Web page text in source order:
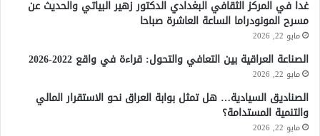
غدا في المركز الثقافي البغدادي الدكتور زهير البياتي والحديث عن
مسرح المونودراما الساعة العاشرة صباحا
مايو 22, 2026
الصناعة العراقية بين التعافي والتحول: قراءة في واقع 2022-2026
مايو 22, 2026
الصناديق السيادية… هل تمثل بوابة العراق نحو الاستقرار المالي
والتنمية المستدامة؟
مايو 22, 2026